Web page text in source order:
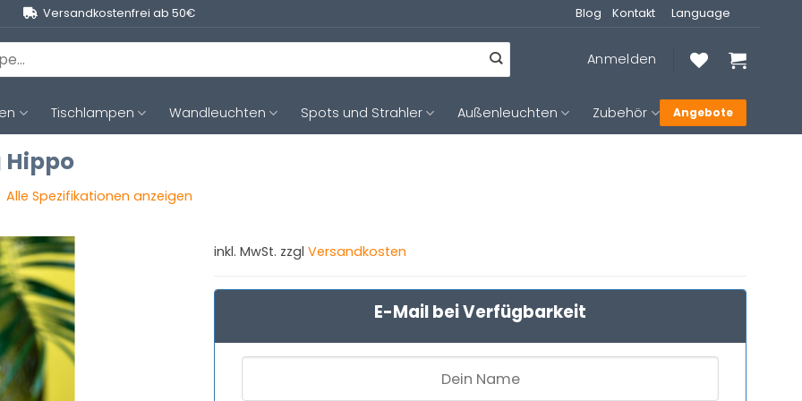
Versandkostenfrei ab 50€ Blog Kontakt Language
Anmelden
Tischlampen Wandleuchten Spots und Strahler Außenleuchten Zubehör Angebote
Hippo
Alle Spezifikationen anzeigen
inkl. MwSt. zzgl Versandkosten
E-Mail bei Verfügbarkeit